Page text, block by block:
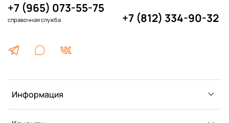
Информация
+7 (965) 073-55-75
справочная служба +7 (812) 334-90-32